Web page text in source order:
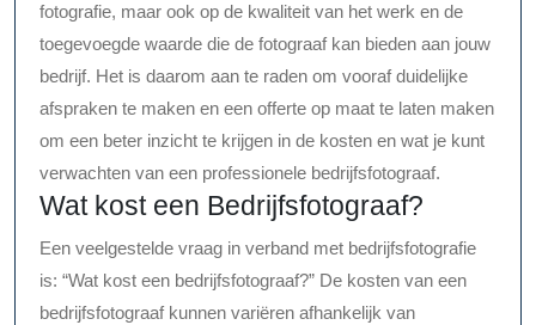
fotografie, maar ook op de kwaliteit van het werk en de
toegevoegde waarde die de fotograaf kan bieden aan jouw
bedrijf. Het is daarom aan te raden om vooraf duidelijke
afspraken te maken en een offerte op maat te laten maken
om een beter inzicht te krijgen in de kosten en wat je kunt
verwachten van een professionele bedrijfsfotograaf.
Wat kost een Bedrijfsfotograaf?
Een veelgestelde vraag in verband met bedrijfsfotografie
is: “Wat kost een bedrijfsfotograaf?” De kosten van een
bedrijfsfotograaf kunnen variëren afhankelijk van